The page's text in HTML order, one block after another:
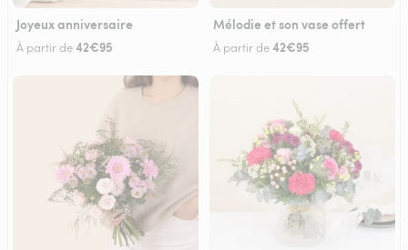
Joyeux anniversaire
À partir de42€95
Mélodie et son vase offert
À partir de42€95